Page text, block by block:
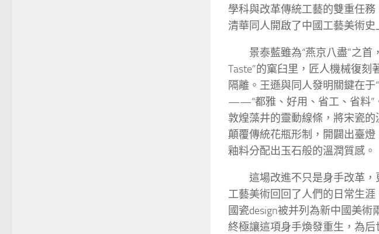
學科與改革傳統工藝的雙重任
清華同人開啟了中國工藝美術史
景泰藍雖為“燕京八盡”之
Taste”的窠臼里，匠人機械復
隔離。王遜與同人發明關鍵在
——“都雅、好用、省工、省料”
敦煌藻井的靈動線條，將宋瓷
顛覆傳統花瓶形制，開闢出臺
釉料分配出玉石般的溫潤質感。
這場改進不只是身手改革
工藝美術回回了人們的日常生
國瓷design被并列為新中國美
終極讓這項身手煥發重生，為